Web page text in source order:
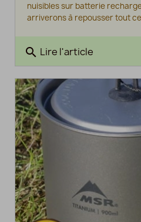
nuisibles sur batterie
arriverons à repousser tout
search Lire l'article